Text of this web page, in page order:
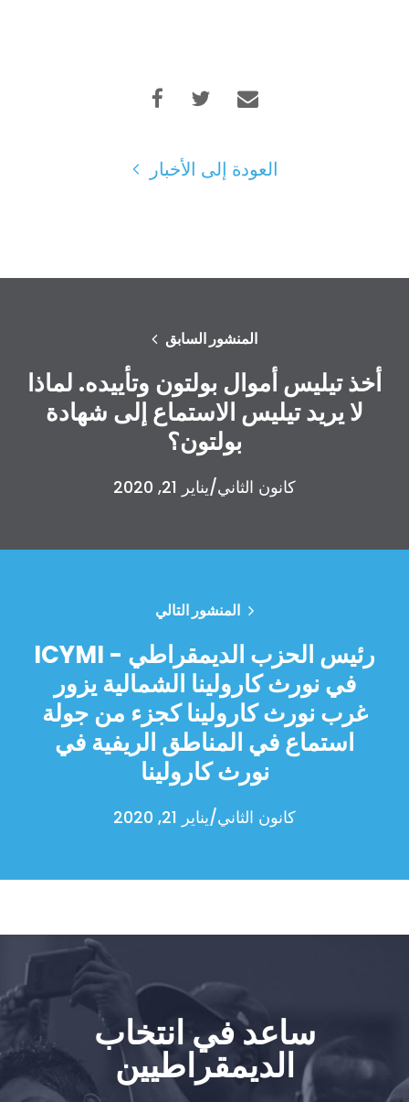
العودة إلى الأخبار
المنشور السابق
أخذ تيليس أموال بولتون وتأييده. لماذا
لا يريد تيليس الاستماع إلى شهادة
بولتون؟
كانون الثاني/يناير 21, 2020
المنشور التالي
ICYMI - رئيس الحزب الديمقراطي
في نورث كارولينا الشمالية يزور
غرب نورث كارولينا كجزء من جولة
استماع في المناطق الريفية في
نورث كارولينا
كانون الثاني/يناير 21, 2020
ساعد في انتخاب
الديمقراطيين